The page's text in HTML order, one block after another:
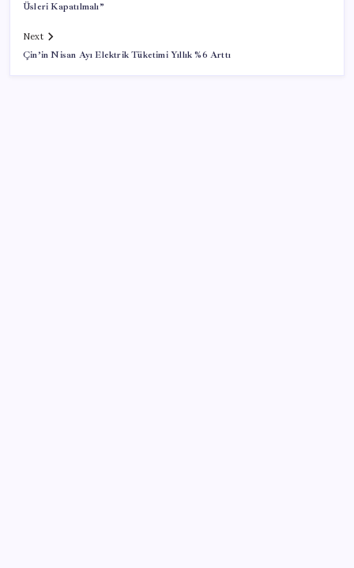
Üsleri Kapatılmalı”
Next
Çin’in Nisan Ayı Elektrik Tüketimi Yıllık %6 Arttı